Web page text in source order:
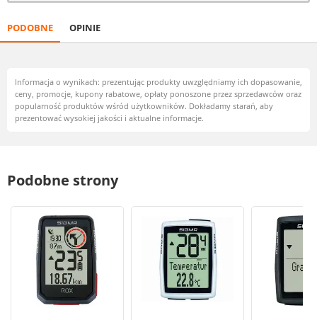
PODOBNE OPINIE
Informacja o wynikach: prezentując produkty uwzględniamy ich dopasowanie,
ceny, promocje, kupony rabatowe, opłaty ponoszone przez sprzedawców oraz
popularność produktów wśród użytkowników. Dokładamy starań, aby
prezentować wysokiej jakości i aktualne informacje.
Podobne strony